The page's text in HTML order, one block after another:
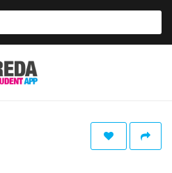
Breda
Student